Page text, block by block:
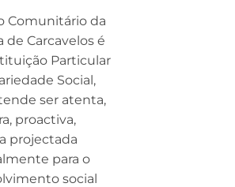
Comunitário da
de Carcavelos é
Particular
Social,
ser atenta,
proactiva,
projectada
para o
social